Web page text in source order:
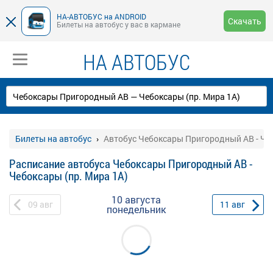
НА-АВТОБУС на ANDROID
Билеты на автобус у вас в кармане
Скачать
НА АВТОБУС
Билеты на автобус Автобус Чебоксары Пригородный АВ -
Расписание автобуса Чебоксары Пригородный АВ -
Чебоксары (пр. Мира 1А)
09 авг 10 августа
понедельник 11 авг